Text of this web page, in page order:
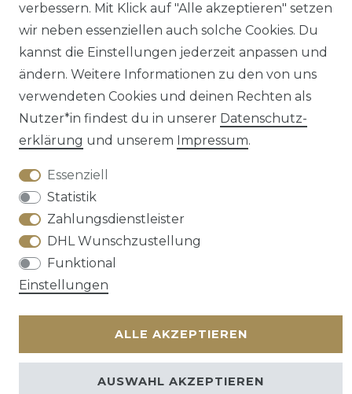
verbessern. Mit Klick auf "Alle akzeptieren" setzen
wir neben essenziellen auch solche Cookies. Du
kannst die Einstellungen jederzeit anpassen und
ändern. Weitere Informationen zu den von uns
verwendeten Cookies und deinen Rechten als
Nutzer*in findest du in unserer Daten­schutz­
erklärung und unserem Impressum.
Essenziell
Statistik
Zahlungsdienstleister
DHL Wunschzustellung
Funktional
Einstellungen
ALLE AKZEPTIEREN
AUSWAHL AKZEPTIEREN
Barrierefreiheitserklärung Widerrufs­recht
VERTRAG WIDERRUFEN Kontakt